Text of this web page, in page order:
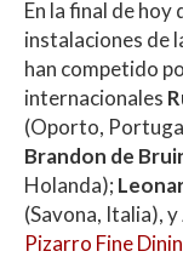
at
s
A
p
p
e
b
o
o
k
En la final de hoy
instalaciones de
han competido
internacionales
(Oporto,
Brandon de
Holanda);
(Savona, Italia), y
Pizarro Fine